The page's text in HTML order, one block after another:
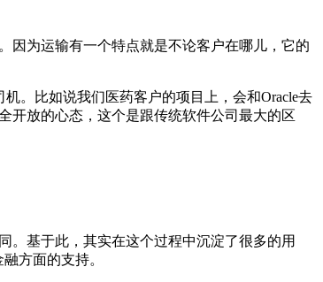
因为运输有一个特点就是不论客户在哪儿，它的
。比如说我们医药客户的项目上，会和Oracle去
开放的心态，这个是跟传统软件公司最大的区
。基于此，其实在这个过程中沉淀了很多的用
方面的支持。